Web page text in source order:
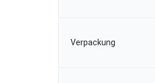
Verpackung